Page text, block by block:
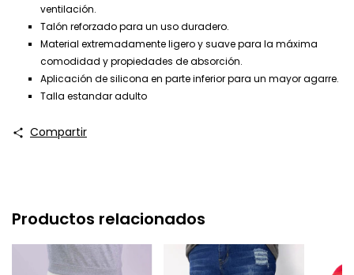
ventilación.
Talón reforzado para un uso duradero.
Material extremadamente ligero y suave para la máxima
comodidad y propiedades de absorción.
Aplicación de silicona en parte inferior para un mayor agarre.
Talla estandar adulto
Compartir
Productos relacionados